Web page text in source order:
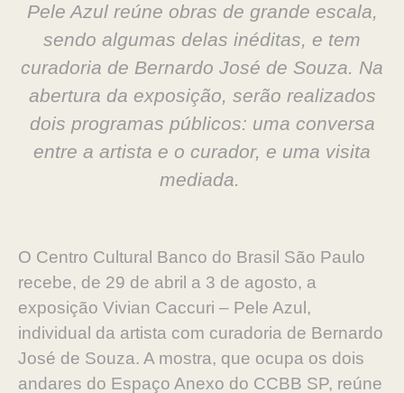
Pele Azul reúne obras de grande escala,
sendo algumas delas inéditas, e tem
curadoria de Bernardo José de Souza. Na
abertura da exposição, serão realizados
dois programas públicos: uma conversa
entre a artista e o curador, e uma visita
mediada.
O Centro Cultural Banco do Brasil São Paulo
recebe, de 29 de abril a 3 de agosto, a
exposição Vivian Caccuri – Pele Azul,
individual da artista com curadoria de Bernardo
José de Souza. A mostra, que ocupa os dois
andares do Espaço Anexo do CCBB SP, reúne